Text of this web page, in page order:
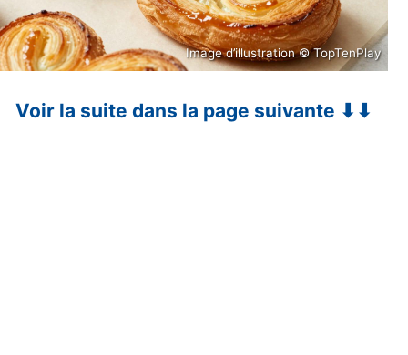
Image d’illustration © TopTenPlay
Voir la suite dans la page suivante ⬇⬇